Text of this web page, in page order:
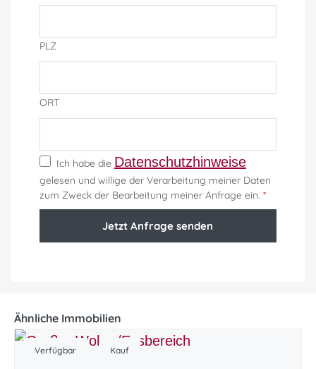
PLZ
ORT
Ich habe die Datenschutzhinweise
gelesen und willige der Verarbeitung meiner Daten
zum Zweck der Bearbeitung meiner Anfrage ein. *
Jetzt Anfrage senden
Ähnliche Immobilien
Verfügbar Kauf